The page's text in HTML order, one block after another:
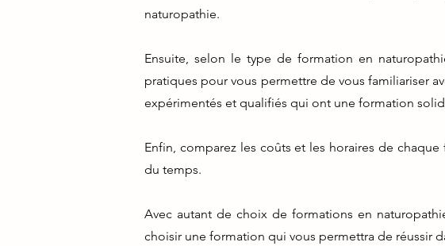
naturopathie.
Ensuite, selon le type de formation en
pratiques pour vous permettre de vous familiariser
expérimentés et qualifiés qui ont une formation
Enfin, comparez les coûts et les horaires de
du temps.
Avec autant de choix de formations en
choisir une formation qui vous permettra de réussir